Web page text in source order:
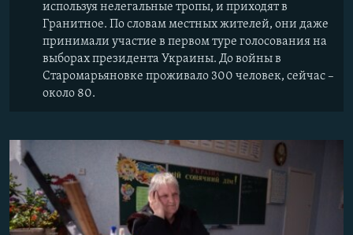
используя нелегальные тропы, и приходят в
Гранитное. По словам местных жителей, они даже
принимали участие в первом туре голосования на
выборах президента Украины. До войны в
Старомарьяновке проживало 300 человек, сейчас –
около 80.